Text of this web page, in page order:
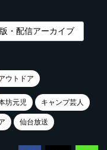
・配信アーカイブ
ウトドア
坊元児 キャンプ芸人
仙台放送